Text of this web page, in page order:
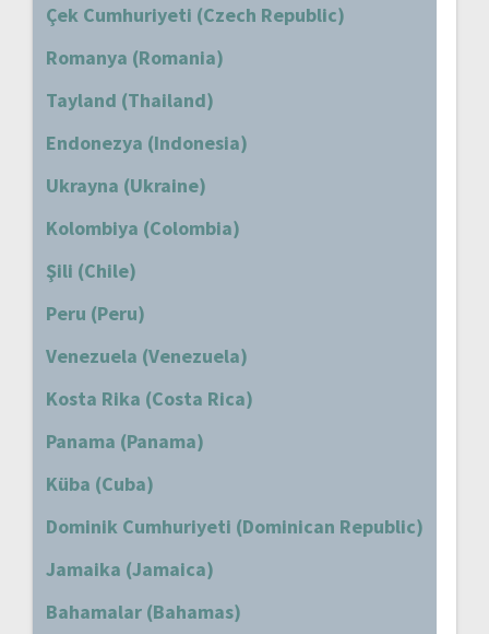
Çek Cumhuriyeti (Czech Republic)
Romanya (Romania)
Tayland (Thailand)
Endonezya (Indonesia)
Ukrayna (Ukraine)
Kolombiya (Colombia)
Şili (Chile)
Peru (Peru)
Venezuela (Venezuela)
Kosta Rika (Costa Rica)
Panama (Panama)
Küba (Cuba)
Dominik Cumhuriyeti (Dominican Republic)
Jamaika (Jamaica)
Bahamalar (Bahamas)